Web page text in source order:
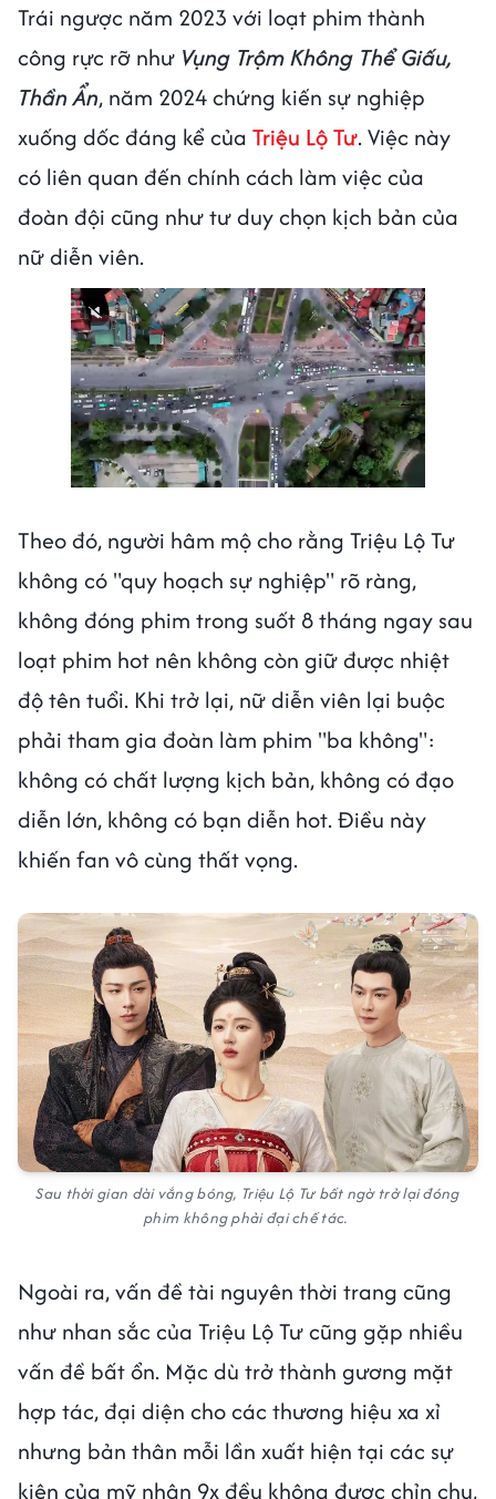
Trái ngược năm 2023 với loạt phim thành
công rực rỡ như Vụng Trộm Không Thể Giấu,
Thần Ẩn, năm 2024 chứng kiến sự nghiệp
xuống dốc đáng kể của Triệu Lộ Tư. Việc này
có liên quan đến chính cách làm việc của
đoàn đội cũng như tư duy chọn kịch bản của
nữ diễn viên.
Theo đó, người hâm mộ cho rằng Triệu Lộ Tư
không có "quy hoạch sự nghiệp" rõ ràng,
không đóng phim trong suốt 8 tháng ngay sau
loạt phim hot nên không còn giữ được nhiệt
độ tên tuổi. Khi trở lại, nữ diễn viên lại buộc
phải tham gia đoàn làm phim "ba không":
không có chất lượng kịch bản, không có đạo
diễn lớn, không có bạn diễn hot. Điều này
khiến fan vô cùng thất vọng.
Sau thời gian dài vắng bóng, Triệu Lộ Tư bất ngờ trở lại đóng
phim không phải đại chế tác.
Ngoài ra, vấn đề tài nguyên thời trang cũng
như nhan sắc của Triệu Lộ Tư cũng gặp nhiều
vấn đề bất ổn. Mặc dù trở thành gương mặt
hợp tác, đại diện cho các thương hiệu xa xỉ
nhưng bản thân mỗi lần xuất hiện tại các sự
kiện của mỹ nhân 9x đều không được chỉn chu,